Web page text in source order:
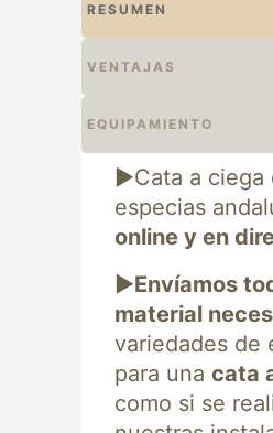
RESUMEN
VENTAJAS
EQUIPAMIENTO
►Cata a ciega
especias
online y en
►Envíamos
material
variedades de
para una cata
como si se